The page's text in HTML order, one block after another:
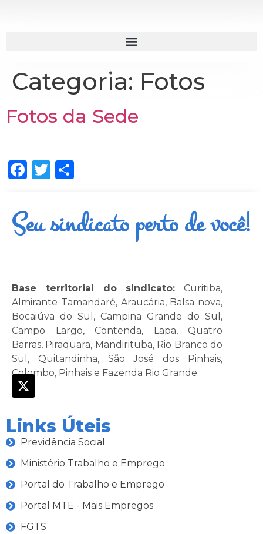
Categoria: Fotos
Fotos da Sede
Facebook
Twitter
Seu sindicato perto de você!
Base territorial do sindicato: Curitiba,
Almirante Tamandaré, Araucária, Balsa nova,
Bocaiúva do Sul, Campina Grande do Sul,
Campo Largo, Contenda, Lapa, Quatro
Barras, Piraquara, Mandirituba, Rio Branco do
Sul, Quitandinha, São José dos Pinhais,
Colombo, Pinhais e Fazenda Rio Grande.
Links Úteis
Previdência Social
Ministério Trabalho e Emprego
Portal do Trabalho e Emprego
Portal MTE - Mais Empregos
FGTS